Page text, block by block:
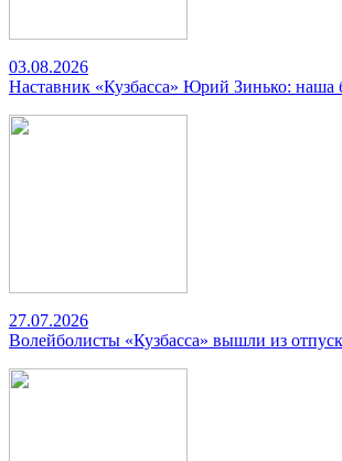
03.08.2026
Наставник «Кузбасса» Юрий Зинько: наша
27.07.2026
Волейболисты «Кузбасса» вышли из